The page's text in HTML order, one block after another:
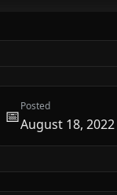
📅Posted
August 18, 2022